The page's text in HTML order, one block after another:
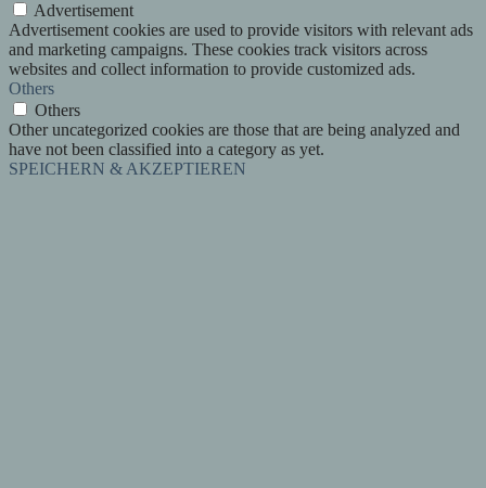
Advertisement
Advertisement cookies are used to provide visitors with relevant ads
and marketing campaigns. These cookies track visitors across
websites and collect information to provide customized ads.
Others
Others
Other uncategorized cookies are those that are being analyzed and
have not been classified into a category as yet.
SPEICHERN & AKZEPTIEREN